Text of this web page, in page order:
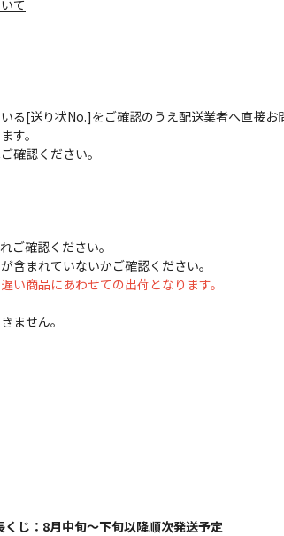
て
[送り状No.]をご確認のうえ配送業者へ直接お
す。
確認ください。
ご確認ください。
含まれていないかご確認ください。
い商品にあわせての出荷となります。
ません。
じ：8月中旬～下旬以降順次発送予定